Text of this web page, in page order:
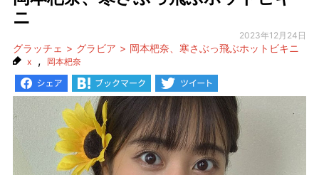
ニ
2023年12月24日
グラッチェ グラビア 岡本杷奈、寒さぶっ飛ぶホットビキニ
x , 岡本杷奈